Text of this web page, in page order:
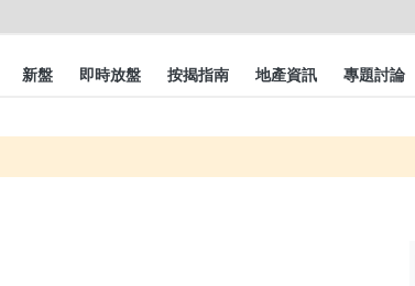
新盤 即時放盤 按揭指南 地產資訊 專題討論